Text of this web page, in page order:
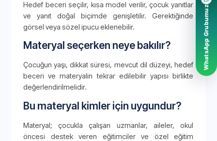
Hedef beceri seçilir, kısa model verilir, çocuk yanıtlar
ve yanıt doğal biçimde genişletilir. Gerektiğinde
görsel veya sözel ipucu eklenebilir.
Materyal seçerken neye bakılır?
Çocuğun yaşı, dikkat süresi, mevcut dil düzeyi, hedef
beceri ve materyalin tekrar edilebilir yapısı birlikte
değerlendirilmelidir.
Bu materyal kimler için uygundur?
Materyal; çocukla çalışan uzmanlar, aileler, okul
öncesi destek veren eğitimciler ve özel eğitim
WhatsApp Grubumuz